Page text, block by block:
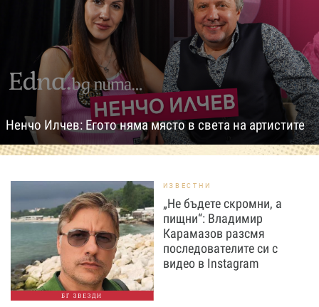
Ненчо Илчев: Егото няма място в света на артистите
БГ ЗВЕЗДИ
ИЗВЕСТНИ
„Не бъдете скромни, а
пищни“: Владимир
Карамазов разсмя
последователите си с
видео в Instagram